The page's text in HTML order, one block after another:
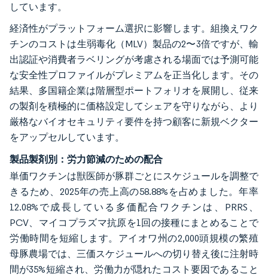
しています。
経済性がプラットフォーム選択に影響します。組換えワク
チンのコストは生弱毒化（MLV）製品の2〜3倍ですが、輸
出認証や消費者ラベリングが考慮される場面では予測可能
な安全性プロファイルがプレミアムを正当化します。その
結果、多国籍企業は階層型ポートフォリオを展開し、従来
の製剤を積極的に価格設定してシェアを守りながら、より
厳格なバイオセキュリティ要件を持つ顧客に新規ベクター
をアップセルしています。
製品製剤別：労力節減のための配合
単価ワクチンは獣医師が豚群ごとにスケジュールを調整で
きるため、2025年の売上高の58.88%を占めました。年率
12.08%で成長している多価配合ワクチンは、PRRS、
PCV、マイコプラズマ抗原を1回の接種にまとめることで
労働時間を短縮します。アイオワ州の2,000頭規模の繁殖
母豚農場では、三価スケジュールへの切り替え後に注射時
間が35%短縮され、労働力が隠れたコスト要因であること